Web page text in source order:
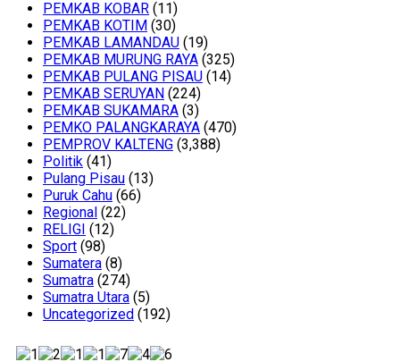
PEMKAB KOBAR (11)
PEMKAB KOTIM (30)
PEMKAB LAMANDAU (19)
PEMKAB MURUNG RAYA (325)
PEMKAB PULANG PISAU (14)
PEMKAB SERUYAN (224)
PEMKAB SUKAMARA (3)
PEMKO PALANGKARAYA (470)
PEMPROV KALTENG (3,388)
Politik (41)
Pulang Pisau (13)
Puruk Cahu (66)
Regional (22)
RELIGI (12)
Sport (98)
Sumatera (8)
Sumatra (274)
Sumatra Utara (5)
Uncategorized (192)